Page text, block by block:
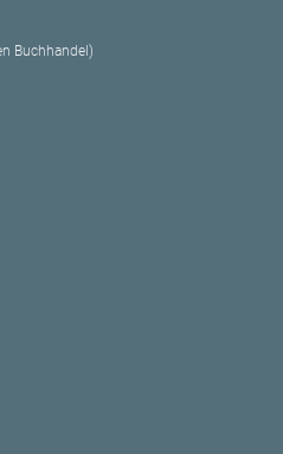
Buchhandel)